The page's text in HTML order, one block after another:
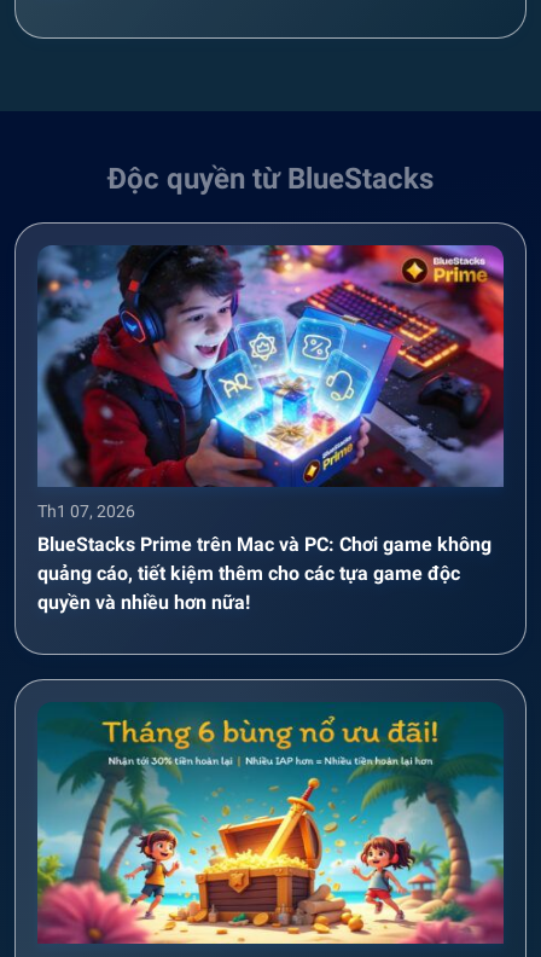
Độc quyền từ BlueStacks
Th1 07, 2026
BlueStacks Prime trên Mac và PC: Chơi game không
quảng cáo, tiết kiệm thêm cho các tựa game độc
quyền và nhiều hơn nữa!